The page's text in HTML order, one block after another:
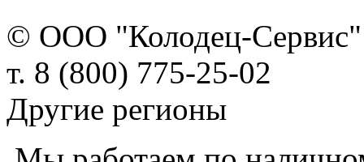
© ООО "Колодец-Сервис"
т. 8 (800) 775-25-02
Другие регионы